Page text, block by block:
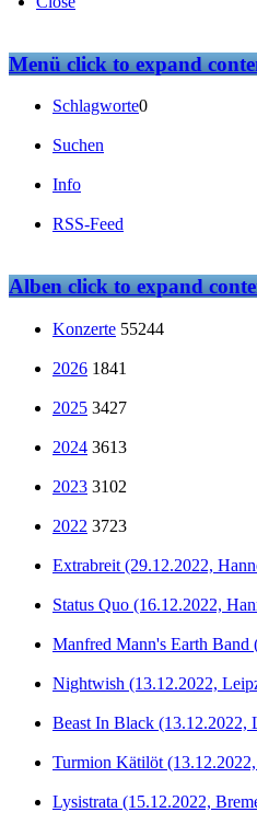
Menüclick to expand
Schlagworte0
Suchen
Info
RSS-Feed
Albenclick to expand
Konzerte 55244
2026 1841
2025 3427
2024 3613
2023 3102
2022 3723
Extrabreit (29.12.2022,
Status Quo (16.12.2022,
Manfred Mann's Earth Band
Nightwish (13.12.2022,
Beast In Black (13.12.2022,
Turmion Kätilöt
Lysistrata (15.12.2022,